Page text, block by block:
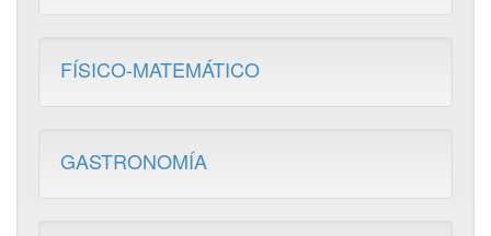
FÍSICO-MATEMÁTICO
GASTRONOMÍA